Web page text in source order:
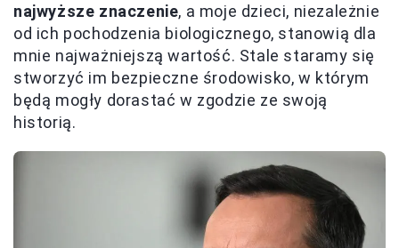
najwyższe znaczenie, a moje dzieci, niezależnie
od ich pochodzenia biologicznego, stanowią dla
mnie najważniejszą wartość. Stale staramy się
stworzyć im bezpieczne środowisko, w którym
będą mogły dorastać w zgodzie ze swoją
historią.